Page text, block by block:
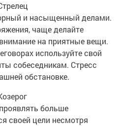
и насыщенный делами.
чаще делайте
на приятные вещи.
используйте свой
собеседникам. Стресс
обстановке.
больше
своей цели несмотря